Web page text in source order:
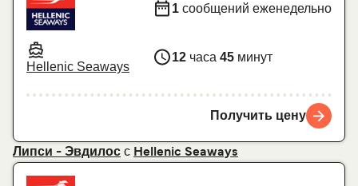
Hellenic Seaways
1 сообщений еженедельно
12 часа 45 минут
Получить цену
Липси - Эвдилос с Hellenic Seaways